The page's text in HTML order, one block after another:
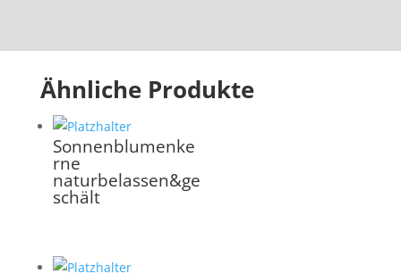
Ähnliche Produkte
Sonnenblumenke
rne
naturbelassen&ge
schält